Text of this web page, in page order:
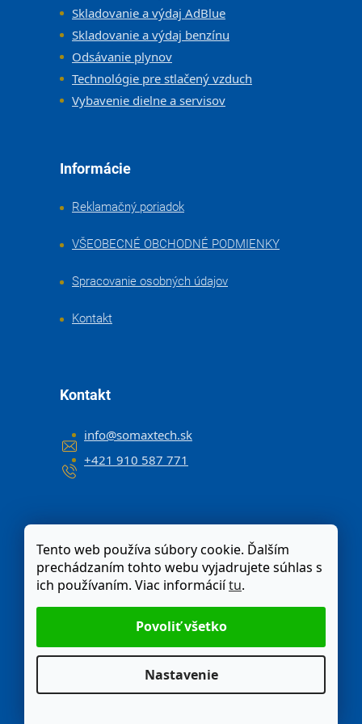
Tento web používa súbory cookie. Ďalším
prechádzaním tohto webu vyjadrujete súhlas s
ich používaním. Viac informáciítu.
Nastavenie
Skladovanie a výdaj AdBlue
Skladovanie a výdaj benzínu
Odsávanie plynov
Technológie pre stlačený vzduch
Vybavenie dielne a servisov
Informácie
Reklamačný poriadok
VŠEOBECNÉ OBCHODNÉ PODMIENKY
Spracovanie osobných údajov
Kontakt
Kontakt
info@somaxtech.sk
+421 910 587 771
Odstúpenie od zmluvy